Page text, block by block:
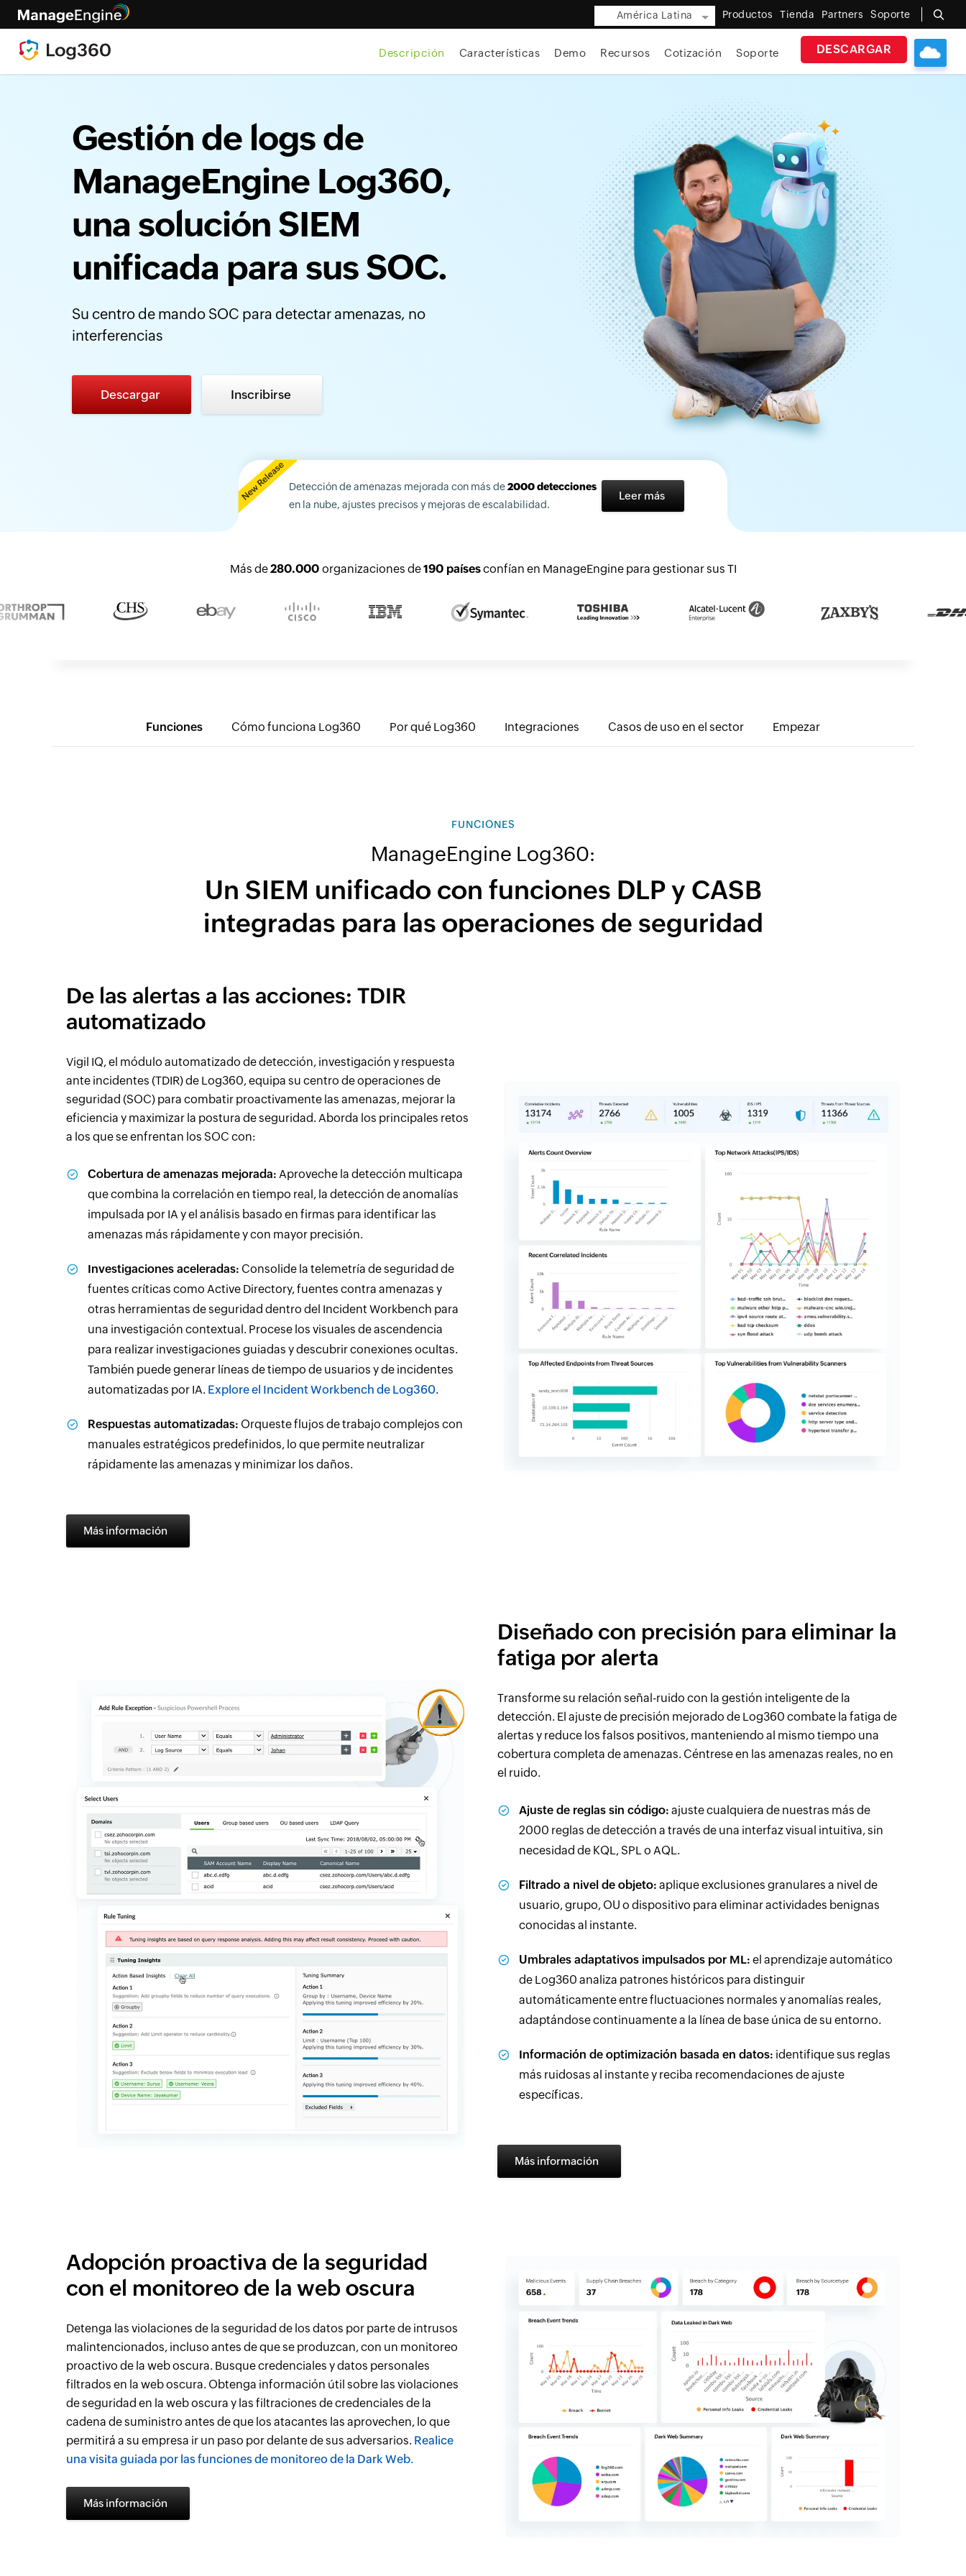
América Latina Productos Tienda Partners Soporte
DESCARGAR
Descripción Características Demo Recursos Cotización Soporte
Gestión de logs de
ManageEngine Log360,
una solución SIEM
unificada para sus SOC.
Su centro de mando SOC para detectar amenazas, no
interferencias
Descargar Inscribirse
Detección de amenazas mejorada con más de2000 detecciones
en la nube, ajustes precisos y mejoras de escalabilidad.
Leer más
Más de280.000 organizaciones de190 paísesconfían en ManageEngine para gestionar sus TI
Funciones Cómo funciona Log360 Por qué Log360 Integraciones Casos de uso en el sector Empezar
FUNCIONES
ManageEngine Log360:
Un SIEM unificado con funciones DLP y CASB
integradas para las operaciones de seguridad
De las alertas a las acciones: TDIR
automatizado
Vigil IQ, el módulo automatizado de detección, investigación y respuesta
ante incidentes (TDIR) de Log360, equipa su centro de operaciones de
seguridad (SOC) para combatir proactivamente las amenazas, mejorar la
eficiencia y maximizar la postura de seguridad. Aborda los principales retos
a los que se enfrentan los SOC con:
Cobertura de amenazas mejorada: Aproveche la detección multicapa
que combina la correlación en tiempo real, la detección de anomalías
impulsada por IA y el análisis basado en firmas para identificar las
amenazas más rápidamente y con mayor precisión.
Investigaciones aceleradas: Consolide la telemetría de seguridad de
fuentes críticas como Active Directory, fuentes contra amenazas y
otras herramientas de seguridad dentro del Incident Workbench para
una investigación contextual. Procese los visuales de ascendencia
para realizar investigaciones guiadas y descubrir conexiones ocultas.
También puede generar líneas de tiempo de usuarios y de incidentes
automatizadas por IA. Explore el Incident Workbench de Log360.
Respuestas automatizadas: Orqueste flujos de trabajo complejos con
manuales estratégicos predefinidos, lo que permite neutralizar
rápidamente las amenazas y minimizar los daños.
Más información
Diseñado con precisión para eliminar la
fatiga por alerta
Transforme su relación señal-ruido con la gestión inteligente de la
detección. El ajuste de precisión mejorado de Log360 combate la fatiga de
alertas y reduce los falsos positivos, manteniendo al mismo tiempo una
cobertura completa de amenazas. Céntrese en las amenazas reales, no en
el ruido.
Ajuste de reglas sin código: ajuste cualquiera de nuestras más de
2000 reglas de detección a través de una interfaz visual intuitiva, sin
necesidad de KQL, SPL o AQL.
Filtrado a nivel de objeto: aplique exclusiones granulares a nivel de
usuario, grupo, OU o dispositivo para eliminar actividades benignas
conocidas al instante.
Umbrales adaptativos impulsados por ML: el aprendizaje automático
de Log360 analiza patrones históricos para distinguir
automáticamente entre fluctuaciones normales y anomalías reales,
adaptándose continuamente a la línea de base única de su entorno.
Información de optimización basada en datos: identifique sus reglas
más ruidosas al instante y reciba recomendaciones de ajuste
específicas.
Más información
Adopción proactiva de la seguridad
con el monitoreo de la web oscura
Detenga las violaciones de la seguridad de los datos por parte de intrusos
malintencionados, incluso antes de que se produzcan, con un monitoreo
proactivo de la web oscura. Busque credenciales y datos personales
filtrados en la web oscura. Obtenga información útil sobre las violaciones
de seguridad en la web oscura y las filtraciones de credenciales de la
cadena de suministro antes de que los atacantes las aprovechen, lo que
permitirá a su empresa ir un paso por delante de sus adversarios. Realice
una visita guiada por las funciones de monitoreo de la Dark Web.
Más información